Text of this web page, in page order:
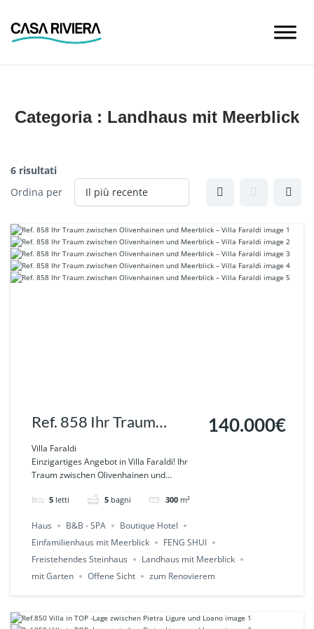
content
Categoria : Landhaus mit Meerblick
6 risultati
Ordina per
Ref. 858 Ihr Traum
zwischen Olivenhainen
und Meerblick – Villa
Faraldi
Villa Faraldi
Einzigartiges Angebot in Villa Faraldi! Ihr
Traum zwischen Olivenhainen und...
5 letti 5 bagni 300 m²
140.000€
Haus B&B - SPA
Boutique Hotel
Einfamilienhaus mit Meerblick
FENG SHUI
Freistehendes Steinhaus
Landhaus mit Meerblick
mit Garten
Offene Sicht zum Renovierem